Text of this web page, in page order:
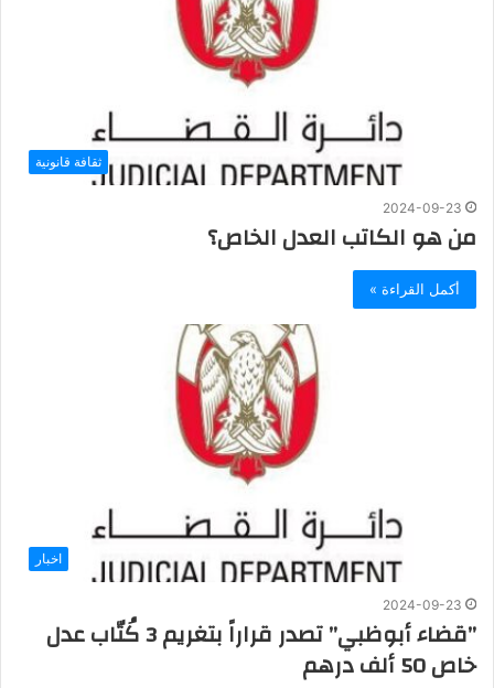
ثقافة قانونية
2024-09-23
‏من هو الكاتب العدل الخاص؟
أكمل القراءة »
اخبار
2024-09-23
‏”قضاء أبوظبي” تصدر قراراً بتغريم 3 كُتّاب عدل
خاص 50 ألف درهم